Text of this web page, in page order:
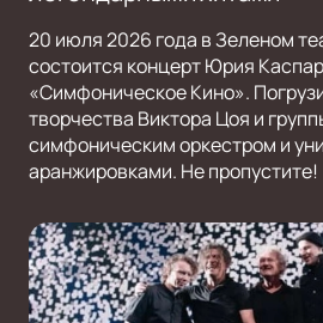
20 июля 2026 года в Зеленом
состоится концерт Юрия
«Симфоническое Кино».
творчества Виктора Цоя и
симфоническим оркестром и
аранжировками. Не пропустите!